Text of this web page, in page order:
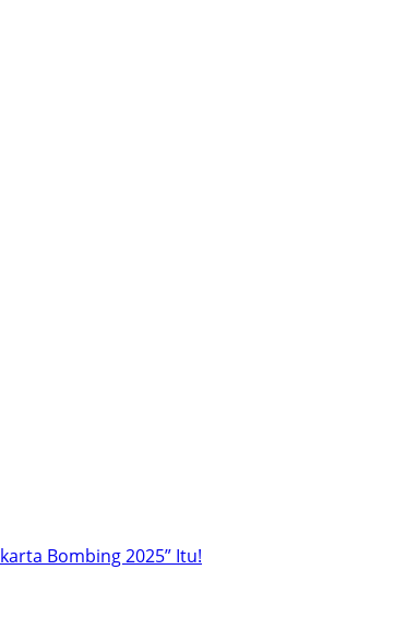
Bombing 2025” Itu!